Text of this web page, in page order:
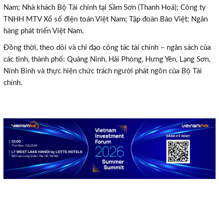
Nam; Nhà khách Bộ Tài chính tại Sầm Sơn (Thanh Hoá); Công ty
TNHH MTV Xổ số điện toán Việt Nam; Tập đoàn Bảo Việt; Ngân
hàng phát triển Việt Nam.
Đồng thời, theo dõi và chỉ đạo công tác tài chính – ngân sách của
các tỉnh, thành phố: Quảng Ninh, Hải Phòng, Hưng Yên, Lạng Sơn,
Ninh Bình và thực hiện chức trách người phát ngôn của Bộ Tài
chính.